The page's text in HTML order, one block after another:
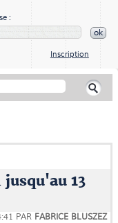
:
ok
Inscription
13
PAR FABRICE BLUSZEZ